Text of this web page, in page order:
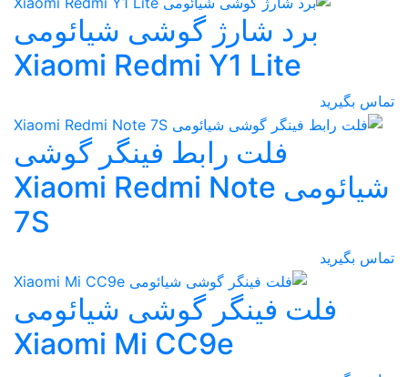
برد شارژ گوشی شیائومی
Xiaomi Redmi Y1 Lite
تماس بگیرید
فلت رابط فینگر گوشی
شیائومی Xiaomi Redmi Note
7S
تماس بگیرید
فلت فینگر گوشی شیائومی
Xiaomi Mi CC9e